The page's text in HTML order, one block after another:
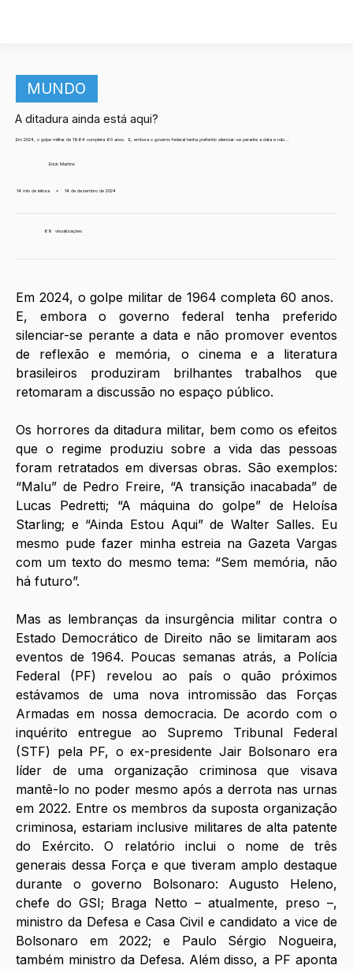
MUNDO
A ditadura ainda está aqui?
Em 2024, o golpe militar de 1964 completa 60 anos. E, embora o governo federal tenha preferido silenciar-se perante a data e não...
Erick Martins
14 min de leitura • 14 de dezembro de 2024
69 visualizações
Em 2024, o golpe militar de 1964 completa 60 anos.
E, embora o governo federal tenha preferido
silenciar-se perante a data e não promover eventos
de reflexão e memória, o cinema e a literatura
brasileiros produziram brilhantes trabalhos que
retomaram a discussão no espaço público.
Os horrores da ditadura militar, bem como os efeitos
que o regime produziu sobre a vida das pessoas
foram retratados em diversas obras. São exemplos:
“Malu” de Pedro Freire, “A transição inacabada” de
Lucas Pedretti; “A máquina do golpe” de Heloísa
Starling; e “Ainda Estou Aqui” de Walter Salles. Eu
mesmo pude fazer minha estreia na Gazeta Vargas
com um texto do mesmo tema: “Sem memória, não
há futuro”.
Mas as lembranças da insurgência militar contra o
Estado Democrático de Direito não se limitaram aos
eventos de 1964. Poucas semanas atrás, a Polícia
Federal (PF) revelou ao país o quão próximos
estávamos de uma nova intromissão das Forças
Armadas em nossa democracia. De acordo com o
inquérito entregue ao Supremo Tribunal Federal
(STF) pela PF, o ex-presidente Jair Bolsonaro era
líder de uma organização criminosa que visava
mantê-lo no poder mesmo após a derrota nas urnas
em 2022. Entre os membros da suposta organização
criminosa, estariam inclusive militares de alta patente
do Exército. O relatório inclui o nome de três
generais dessa Força e que tiveram amplo destaque
durante o governo Bolsonaro: Augusto Heleno,
chefe do GSI; Braga Netto – atualmente, preso –,
ministro da Defesa e Casa Civil e candidato a vice de
Bolsonaro em 2022; e Paulo Sérgio Nogueira,
também ministro da Defesa. Além disso, a PF aponta